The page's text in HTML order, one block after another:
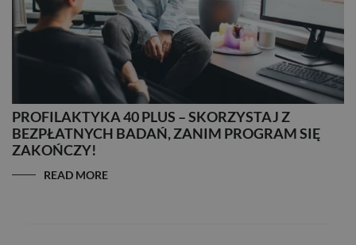
PROFILAKTYKA 40 PLUS – SKORZYSTAJ Z
BEZPŁATNYCH BADAŃ, ZANIM PROGRAM SIĘ
ZAKOŃCZY!
READ MORE